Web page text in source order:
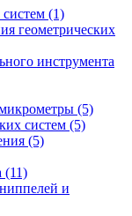
(1)
геометрических
инструмента
(5)
систем (5)
(5)
(11)
и